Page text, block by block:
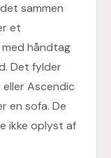
sammen
et
håndtag
Det fylder
Ascendic
en sofa. De
ikke oplyst af